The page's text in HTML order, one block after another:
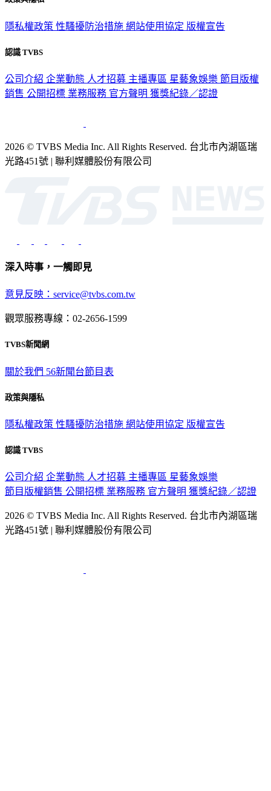
隱私權政策 性騷擾防治措施 網站使用協定 版權宣告
認識 TVBS
公司介紹 企業動態 人才招募 主播專區 星藝象娛樂 節目版權
銷售 公開招標 業務服務 官方聲明 獲獎紀錄／認證
2026 © TVBS Media Inc. All Rights Reserved. 台北市內湖區瑞
光路451號 | 聯利媒體股份有限公司
深入時事，一觸即見
意見反映：service@tvbs.com.tw
觀眾服務專線：02-2656-1599
TVBS新聞網
關於我們 56新聞台節目表
政策與隱私
隱私權政策 性騷擾防治措施 網站使用協定 版權宣告
認識 TVBS
公司介紹 企業動態 人才招募 主播專區 星藝象娛樂
節目版權銷售 公開招標 業務服務 官方聲明 獲獎紀錄／認證
2026 © TVBS Media Inc. All Rights Reserved. 台北市內湖區瑞
光路451號 | 聯利媒體股份有限公司